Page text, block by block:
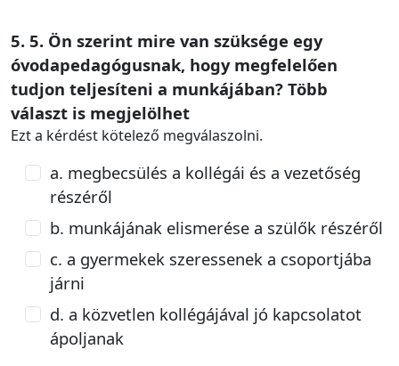
5. 5. Ön szerint mire van szüksége egy
óvodapedagógusnak, hogy megfelelően
tudjon teljesíteni a munkájában? Több
választ is megjelölhet
Ezt a kérdést kötelező megválaszolni.
a. megbecsülés a kollégái és a vezetőség
részéről
b. munkájának elismerése a szülők részéről
c. a gyermekek szeressenek a csoportjába
járni
d. a közvetlen kollégájával jó kapcsolatot
ápoljanak